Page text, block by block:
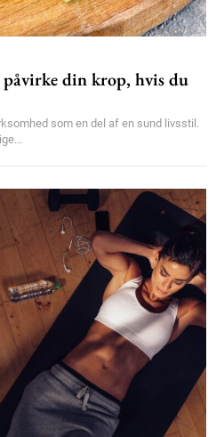
påvirke din krop, hvis du
som en del af en sund livsstil.